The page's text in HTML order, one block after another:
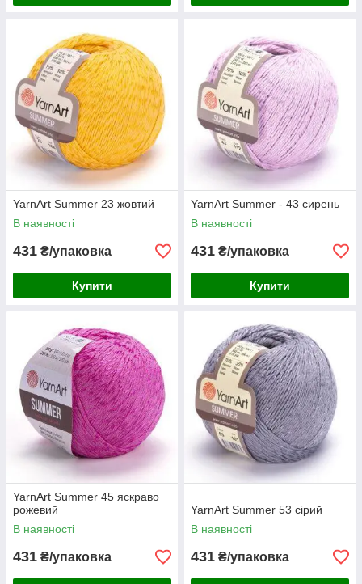
YarnArt Summer 23 жовтий
В наявності
431 ₴/упаковка
Купити
YarnArt Summer - 43 сирень
В наявності
431 ₴/упаковка
Купити
YarnArt Summer 45 яскраво
рожевий
В наявності
431 ₴/упаковка
YarnArt Summer 53 сірий
В наявності
431 ₴/упаковка